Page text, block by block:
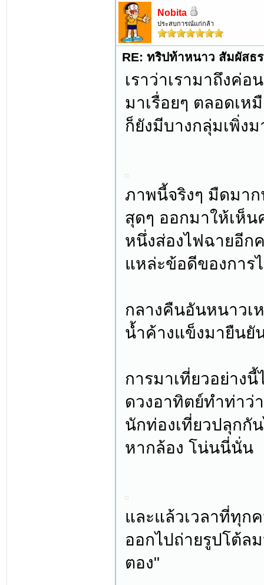
Nobita
ประสบการณ์แก่กล้า
RE: ทริปท้าหนาว สัมผัสธ
เราว่าเรามาถึงค่
มาเรื่อยๆ ตลอดเ
ก็ยังมีบางกลุ่มเพิ่งม
ภาพนี้จริงๆ มืดมา
สุดๆ ออกมาให้เห็
หนึ่งส่องไฟฉายอีก
แหล่ะข้อดีของการ
กลางคืนอันหนาวเ
น้ำค้างแข็งมายืนยั
การมาเที่ยวอย่าง
ดวงอาทิตย์ทำท่าว่
นักท่องเที่ยวปลุกกั
หากล้อง โน่นนี่นั่น
และแล้วเวลาที่ทุก
ออกไปถ่ายรูปโต้ล
ตอง"